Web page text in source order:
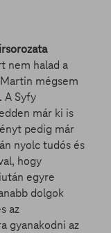
nem halad a
mégsem
. A Syfy
már ki is
pedig már
nyolc tudós és
hogy
egyre
dolgok
az
gyanakodni az